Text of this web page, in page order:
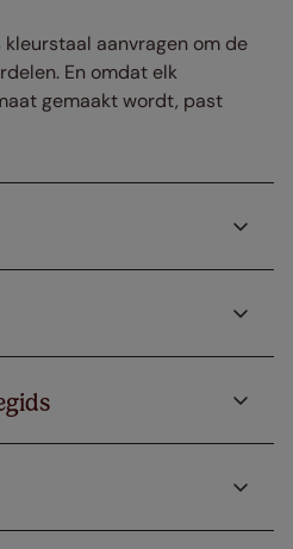
aanvragen om de
En omdat elk
gemaakt wordt, past